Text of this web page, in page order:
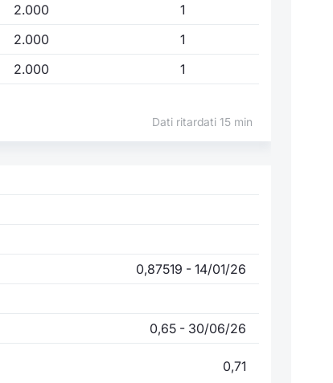
2.000
1
2.000
1
2.000
1
Dati ritardati 15 min
0,87519 - 14/01/26
0,65 - 30/06/26
0,71